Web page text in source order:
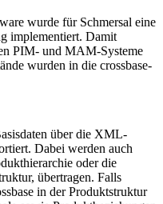
wurde für Schmersal eine
implementiert. Damit
PIM- und MAM-Systeme
wurden in die crossbase-
über die XML-
Dabei werden auch
oder die
übertragen. Falls
in der Produktstruktur